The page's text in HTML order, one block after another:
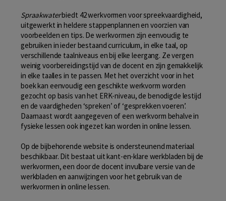
Spraakwaterbiedt 42 werkvormen voor spreekvaardigheid,
uitgewerkt in heldere stappenplannen en voorzien van
voorbeelden en tips. De werkvormen zijn eenvoudig te
gebruiken in ieder bestaand curriculum, in elke taal, op
verschillende taalniveaus en bij elke leergang. Ze vergen
weinig voorbereidingstijd van de docent en zijn gemakkelijk
in elke taalles in te passen. Met het overzicht voor in het
boek kan eenvoudig een geschikte werkvorm worden
gezocht op basis van het ERK-niveau, de benodigde lestijd
en de vaardigheden ‘spreken’ of ‘gesprekken voeren’.
Daarnaast wordt aangegeven of een werkvorm behalve in
fysieke lessen ook ingezet kan worden in online lessen.
Op de bijbehorende website is ondersteunend materiaal
beschikbaar. Dit bestaat uit kant-en-klare werkbladen bij de
werkvormen, een door de docent invulbare versie van de
werkbladen en aanwijzingen voor het gebruik van de
werkvormen in online lessen.